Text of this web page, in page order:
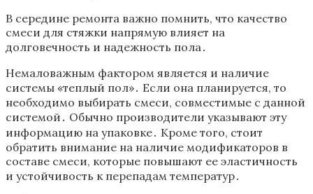
В середине ремонта важно помнить, что качество
смеси для стяжки напрямую влияет на
долговечность и надежность пола․
Немаловажным фактором является и наличие
системы «теплый пол»․ Если она планируется, то
необходимо выбирать смеси, совместимые с данной
системой․ Обычно производители указывают эту
информацию на упаковке․ Кроме того, стоит
обратить внимание на наличие модификаторов в
составе смеси, которые повышают ее эластичность
и устойчивость к перепадам температур․